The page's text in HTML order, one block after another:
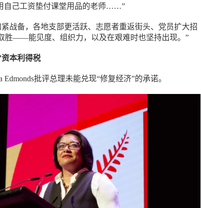
自己工资垫付课堂用品的老师……”
战备，各地支部更活跃、志愿者重返街头、党员扩大招
胜——能见度、组织力，以及在艰难时也坚持出现。”
本利得税
批评总理未能兑现“修复经济”的承诺。